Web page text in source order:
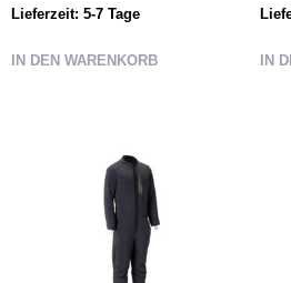
Lieferzeit: 5-7 Tage
IN DEN WARENKORB IN